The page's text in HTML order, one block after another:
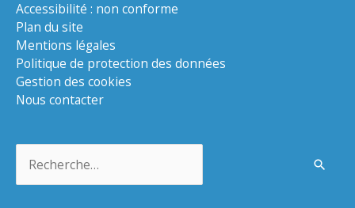
Accessibilité : non conforme
Plan du site
Mentions légales
Politique de protection des données
Gestion des cookies
Nous contacter